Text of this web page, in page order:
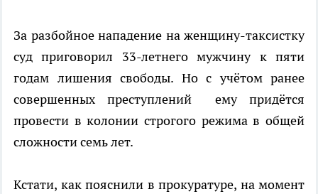
За разбойное нападение на женщину-таксистку
суд приговорил 33-летнего мужчину к пяти
годам лишения свободы. Но с учётом ранее
совершенных преступлений ему придётся
провести в колонии строгого режима в общей
сложности семь лет.
Кстати, как пояснили в прокуратуре, на момент